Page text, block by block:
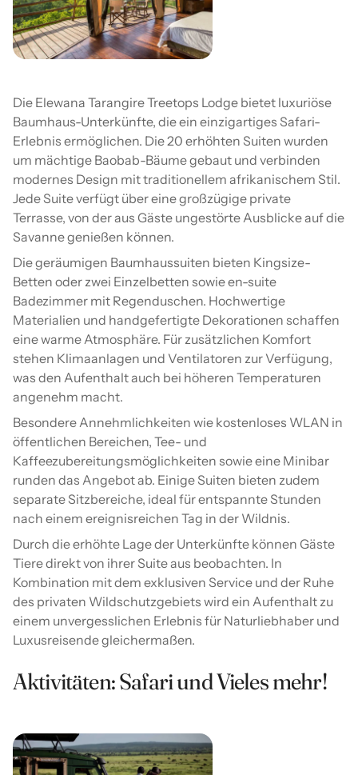
Die Elewana Tarangire Treetops Lodge bietet luxuriöse
Baumhaus-Unterkünfte, die ein einzigartiges Safari-
Erlebnis ermöglichen. Die 20 erhöhten Suiten wurden
um mächtige Baobab-Bäume gebaut und verbinden
modernes Design mit traditionellem afrikanischem Stil.
Jede Suite verfügt über eine großzügige private
Terrasse, von der aus Gäste ungestörte Ausblicke auf die
Savanne genießen können.
Die geräumigen Baumhaussuiten bieten Kingsize-
Betten oder zwei Einzelbetten sowie en-suite
Badezimmer mit Regenduschen. Hochwertige
Materialien und handgefertigte Dekorationen schaffen
eine warme Atmosphäre. Für zusätzlichen Komfort
stehen Klimaanlagen und Ventilatoren zur Verfügung,
was den Aufenthalt auch bei höheren Temperaturen
angenehm macht.
Besondere Annehmlichkeiten wie kostenloses WLAN in
öffentlichen Bereichen, Tee- und
Kaffeezubereitungsmöglichkeiten sowie eine Minibar
runden das Angebot ab. Einige Suiten bieten zudem
separate Sitzbereiche, ideal für entspannte Stunden
nach einem ereignisreichen Tag in der Wildnis.
Durch die erhöhte Lage der Unterkünfte können Gäste
Tiere direkt von ihrer Suite aus beobachten. In
Kombination mit dem exklusiven Service und der Ruhe
des privaten Wildschutzgebiets wird ein Aufenthalt zu
einem unvergesslichen Erlebnis für Naturliebhaber und
Luxusreisende gleichermaßen.
Aktivitäten: Safari und Vieles mehr!